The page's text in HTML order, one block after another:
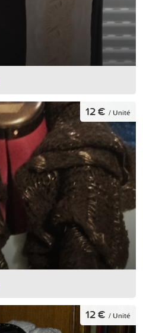
12 € / Unité
12 € / Unité